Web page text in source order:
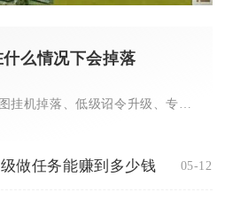
么情况下会掉落
做任务能赚到多少钱 05-12